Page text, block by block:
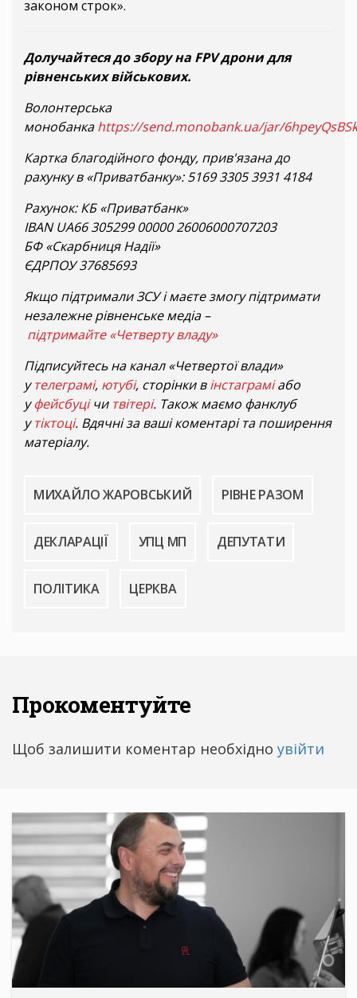
законом строк».
Долучайтеся до збору на FPV дрони для
рівненських військових.
Волонтерська
монобанкаhttps://send.monobank.ua/jar/6hpeyQsBSk
Картка благодійного фонду, прив'язана до
рахунку в «Приватбанку»: 5169 3305 3931 4184
Рахунок: КБ «Приватбанк»
IBAN UA66 305299 00000 26006000707203
БФ «Скарбниця Надії»
ЄДРПОУ 37685693
Якщо підтримали ЗСУ і маєте змогу підтримати
незалежне рівненське медіа –
підтримайте «Четверту владу»
Підписуйтесь на канал «Четвертої влади»
утелеграмі, ютубі, сторінки вінстаграміабо
уфейсбуцічи твітері. Також маємо фанклуб
утіктоці. Вдячні за ваші коментарі та поширення
матеріалу.
МИХАЙЛО ЖАРОВСЬКИЙ РІВНЕ РАЗОМ
ДЕКЛАРАЦІЇ УПЦ МП ДЕПУТАТИ
ПОЛІТИКА ЦЕРКВА
Прокоментуйте
Щоб залишити коментар необхідно увійти